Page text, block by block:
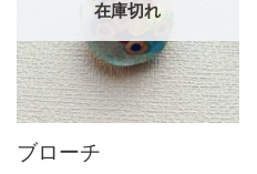
在庫切れ
ブローチ